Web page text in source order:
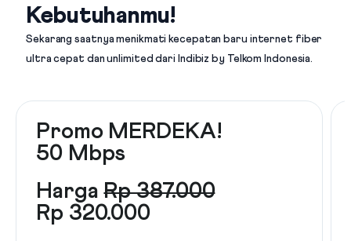
Kebutuhanmu!
Sekarang saatnya menikmati kecepatan baru internet fiber
ultra cepat dan unlimited dari Indibiz by Telkom Indonesia.
Promo MERDEKA!
50 Mbps
HargaRp 387.000
Rp 320.000